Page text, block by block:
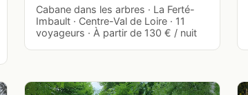
Cabane dans les arbres · La Ferté-
Imbault · Centre-Val de Loire · 11
voyageurs · À partir de 130 € / nuit